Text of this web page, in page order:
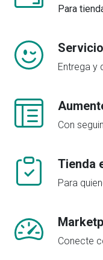
Para
Entrega y
Con
Tienda
Para
Conecte